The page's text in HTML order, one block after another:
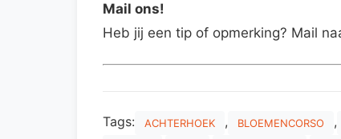
Mail ons!
Heb jij een tip of opmerking? Mail
Tags: ACHTERHOEK , BLOEMENCORSO ,